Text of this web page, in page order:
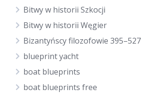
Bitwy w historii Szkocji
Bitwy w historii Węgier
Bizantyńscy filozofowie 395–527
blueprint yacht
boat blueprints
boat blueprints free